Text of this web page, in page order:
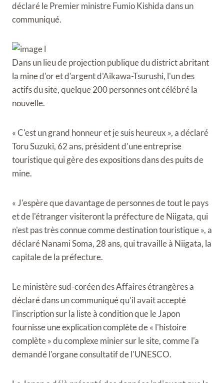
déclaré le Premier ministre Fumio Kishida dans un
communiqué.
Dans un lieu de projection publique du district abritant
la mine d'or et d'argent d'Aikawa-Tsurushi, l'un des
actifs du site, quelque 200 personnes ont célébré la
nouvelle.
« C'est un grand honneur et je suis heureux », a déclaré
Toru Suzuki, 62 ans, président d'une entreprise
touristique qui gère des expositions dans des puits de
mine.
« J'espère que davantage de personnes de tout le pays
et de l'étranger visiteront la préfecture de Niigata, qui
n'est pas très connue comme destination touristique », a
déclaré Nanami Soma, 28 ans, qui travaille à Niigata, la
capitale de la préfecture.
Le ministère sud-coréen des Affaires étrangères a
déclaré dans un communiqué qu'il avait accepté
l'inscription sur la liste à condition que le Japon
fournisse une explication complète de « l'histoire
complète » du complexe minier sur le site, comme l'a
demandé l'organe consultatif de l'UNESCO.